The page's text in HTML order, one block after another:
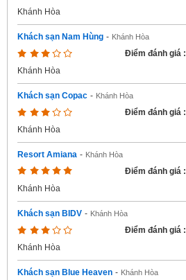
Khánh Hòa
Khách sạn Nam Hùng - Khánh Hòa
Điểm đánh giá :
Khánh Hòa
Khách sạn Copac - Khánh Hòa
Điểm đánh giá :
Khánh Hòa
Resort Amiana - Khánh Hòa
Điểm đánh giá :
Khánh Hòa
Khách sạn BIDV - Khánh Hòa
Điểm đánh giá :
Khánh Hòa
Khách sạn Blue Heaven - Khánh Hòa